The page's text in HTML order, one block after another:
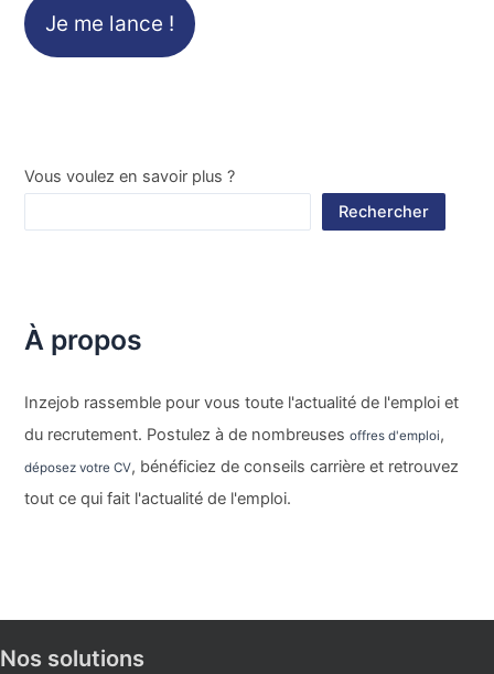
Je me lance !
Vous voulez en savoir plus ?
Rechercher
À propos
Inzejob rassemble pour vous toute l'actualité de l'emploi et
du recrutement. Postulez à de nombreusesoffres d'emploi,
déposez votre CV, bénéficiez de conseils carrière et retrouvez
tout ce qui fait l'actualité de l'emploi.
Nos solutions